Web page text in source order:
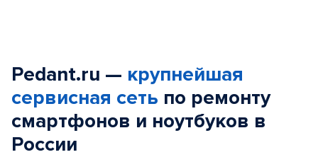
Pedant.ru — крупнейшая
сервисная сеть по ремонту
смартфонов и ноутбуков в
России